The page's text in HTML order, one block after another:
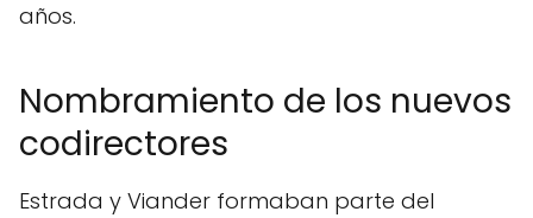
años.
Nombramiento de los nuevos
codirectores
Estrada y Viander formaban parte del